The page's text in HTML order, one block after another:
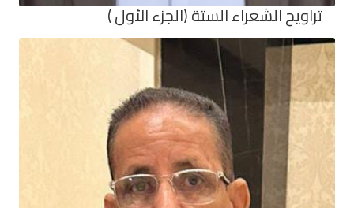
تراويح الشعراء الستة (الجزء الأول )